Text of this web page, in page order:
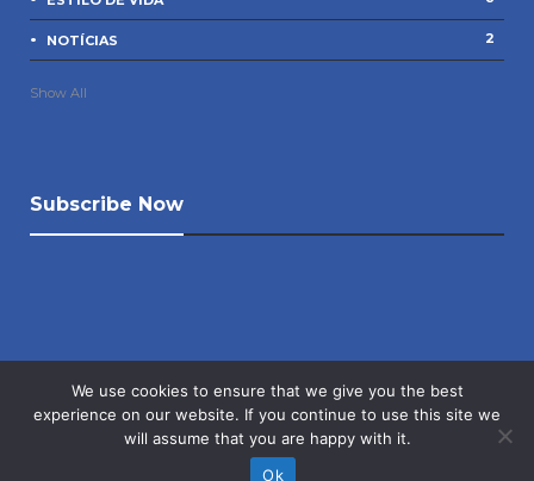
NOTÍCIAS 2
Show All
Subscribe Now
© Oval Medical Centre 2021, All Rights Reserved
We use cookies to ensure that we give you the best
experience on our website. If you continue to use this site we
will assume that you are happy with it.
Ok